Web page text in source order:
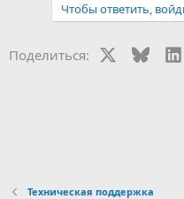
Чтобы ответить,
Поделиться:
Техническая поддержка